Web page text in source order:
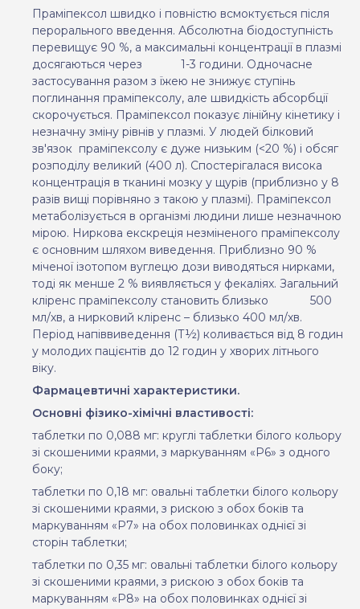
Праміпексол швидко і повністю всмоктується після
перорального введення. Абсолютна біодоступність
перевищує 90 %, а максимальні концентрації в плазмі
досягаються через
1-3 години. Одночасне
застосування разом з їжею не знижує ступінь
поглинання праміпексолу, але швидкість абсорбції
скорочується. Праміпексол показує лінійну кінетику і
незначну зміну рівнів у плазмі. У людей білковий
зв'язок праміпексолу є дуже низьким (<20 %) і обсяг
розподілу великий (400 л). Спостерігалася висока
концентрація в тканині мозку у щурів (приблизно у 8
разів вищі порівняно з такою у плазмі). Праміпексол
метаболізується в організмі людини лише незначною
мірою. Ниркова екскреція незміненого праміпексолу
є основним шляхом виведення. Приблизно 90 %
міченої ізотопом вуглецю дози виводяться нирками,
тоді як менше 2 % виявляється у фекаліях. Загальний
кліренс праміпексолу становить близько
500
мл/хв, а нирковий кліренс – близько 400 мл/хв.
Період напіввиведення (Т½) коливається від 8 годин
у молодих пацієнтів до 12 годин у хворих літнього
віку.
Фармацевтичні характеристики.
Основні фізико-хімічні властивості:
таблетки по 0,088 мг: круглі таблетки білого кольору
зі скошеними краями, з маркуванням «Р6» з одного
боку;
таблетки по 0,18 мг: овальні таблетки білого кольору
зі скошеними краями, з рискою з обох боків та
маркуванням «P7» на обох половинках однієї зі
сторін таблетки;
таблетки по 0,35 мг: овальні таблетки білого кольору
зі скошеними краями, з рискою з обох боків та
маркуванням «P8» на обох половинках однієї зі